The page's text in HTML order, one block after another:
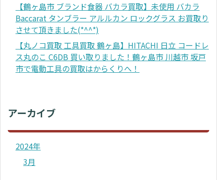
【鶴ヶ島市 ブランド食器 バカラ買取】未使用 バカラ
Baccarat タンブラー アルルカン ロックグラス お買取り
させて頂きました(*^^*)
【丸ノコ買取 工具買取 鶴ヶ島】HITACHI 日立 コードレ
ス丸のこ C6DB 買い取りました！鶴ヶ島市 川越市 坂戸
市で電動工具の買取はからくりへ！
アーカイブ
2024年
3月